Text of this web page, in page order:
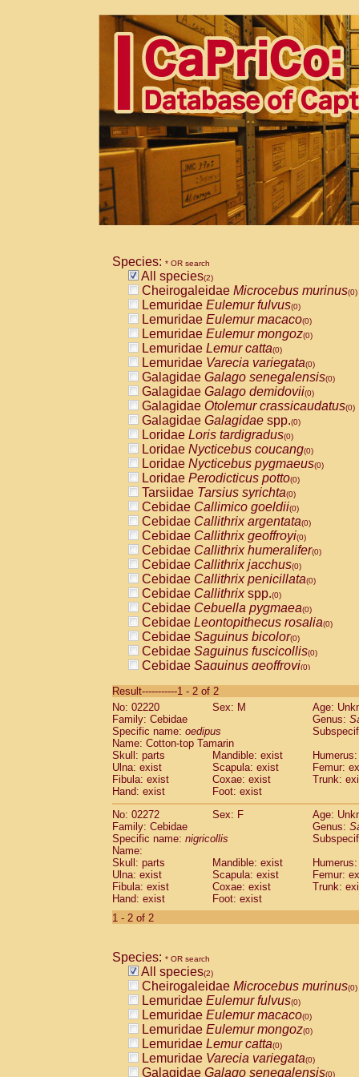
Species: * OR search
All species(2)
Cheirogaleidae Microcebus murinus(0)
Lemuridae Eulemur fulvus(0)
Lemuridae Eulemur macaco(0)
Lemuridae Eulemur mongoz(0)
Lemuridae Lemur catta(0)
Lemuridae Varecia variegata(0)
Galagidae Galago senegalensis(0)
Galagidae Galago demidovii(0)
Galagidae Otolemur crassicaudatus(0)
Galagidae Galagidae spp.(0)
Loridae Loris tardigradus(0)
Loridae Nycticebus coucang(0)
Loridae Nycticebus pygmaeus(0)
Loridae Perodicticus potto(0)
Tarsiidae Tarsius syrichta(0)
Cebidae Callimico goeldii(0)
Cebidae Callithrix argentata(0)
Cebidae Callithrix geoffroyi(0)
Cebidae Callithrix humeralifer(0)
Cebidae Callithrix jacchus(0)
Cebidae Callithrix penicillata(0)
Cebidae Callithrixspp.(0)
Cebidae Cebuella pygmaea(0)
Cebidae Leontopithecus rosalia(0)
Cebidae Saguinus bicolor(0)
Cebidae Saguinus fuscicollis(0)
Cebidae Saguinus geoffroyi(0)
CebidaeSaguinus labiatus(0)
Cebidae Saguinus leucopus (0)
Cebidae
CebidaeSaguinus mystax
Cebidae Saguinus nigricollis (1)
Cebidae Saguinus oedipus
Cebidae Saguinus weddelli
Cebidae Saguinusspp.
Cebidae Aotus trivirgatus
Cebidae
CebidaeCebus apella
Cebidae
Cebidae Cebus nigrivittatus
Cebidae Cebusspp.(0)
Cebidae Saimiri boliviensis
CebidaeSaimiri sciureus(0)
AtelidaeAlouatta caraya(0)
Atelidae Alouatta seniculus
AtelidaeAlouatta
AtelidaeAteles belzebuth(0)
AtelidaeAteles geoffroyi(0)
AtelidaeAteles paniscus(0)
AtelidaeAtelesspp. (0)
AtelidaeLagothrix lagothricha
AtelidaeLagothrix lagothricha cana
PitheciidaeCacajao calvus
Result-----------1 - 2 of 2
No: 02220
Sex: M
Age:
Family: Cebidae
Genus:
Specific name: oedipus
Name: Cotton-top Tamarin
Skull: parts
Mandible: exist
Ulna: exist
Scapula: exist
Femur:
Fibula: exist
Coxae: exist
Trunk:
Hand: exist
Foot: exist
No: 02272
Sex: F
Age:
Family: Cebidae
Genus:
Specific name: nigricollis
Name:
Skull: parts
Mandible: exist
Ulna: exist
Scapula: exist
Femur:
Fibula: exist
Coxae: exist
Trunk:
Hand: exist
Foot: exist
1 - 2 of 2
Species: * OR search
All species(2)
Cheirogaleidae Microcebus murinus(0)
Lemuridae Eulemur fulvus(0)
Lemuridae Eulemur macaco(0)
Lemuridae Eulemur mongoz(0)
Lemuridae Lemur catta(0)
Lemuridae Varecia variegata(0)
Galagidae Galago senegalensis(0)